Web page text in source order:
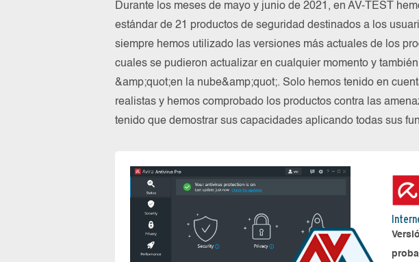
Durante los meses de mayo y junio de 2021, en AV-TEST
estándar de 21 productos de seguridad destinados a los
siempre hemos utilizado las versiones más actuales de los
cuales se pudieron actualizar en cualquier momento y
&amp;quot;en la nube&amp;quot;. Solo hemos tenido en
realistas y hemos comprobado los productos contra las
tenido que demostrar sus capacidades aplicando todas sus